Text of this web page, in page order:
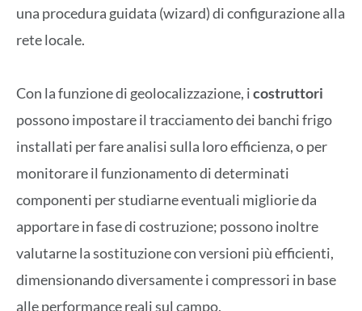
una procedura guidata (wizard) di configurazione alla
rete locale.
Con la funzione di geolocalizzazione, icostruttori
possono impostare il tracciamento dei banchi frigo
installati per fare analisi sulla loro efficienza, o per
monitorare il funzionamento di determinati
componenti per studiarne eventuali migliorie da
apportare in fase di costruzione; possono inoltre
valutarne la sostituzione con versioni più efficienti,
dimensionando diversamente i compressori in base
alle performance reali sul campo.